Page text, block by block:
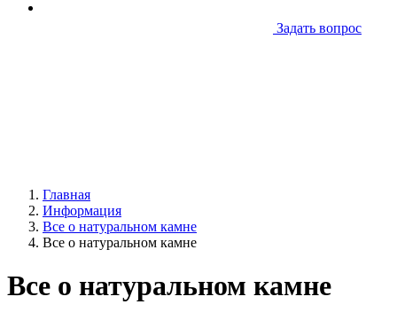
Задать вопрос
Главная
Информация
Все о натуральном камне
Все о натуральном камне
Все о натуральном камне